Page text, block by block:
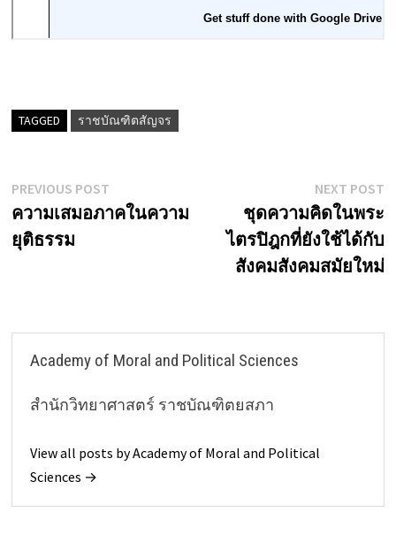
TAGGED ราชบัณฑิตสัญจร
Post
navigation
PREVIOUS POSTPrevious
post:
ความเสมอภาคในความ
ยุติธรรม
NEXT POST
ชุดความคิดในพระ
ไตรปิฎกที่ยังใช้ได้กับ
สังคมสังคมสมัยใหม่
Academy of Moral and Political Sciences
สำนักวิทยาศาสตร์ ราชบัณฑิตยสภา
View all posts by Academy of Moral and Political
Sciences →